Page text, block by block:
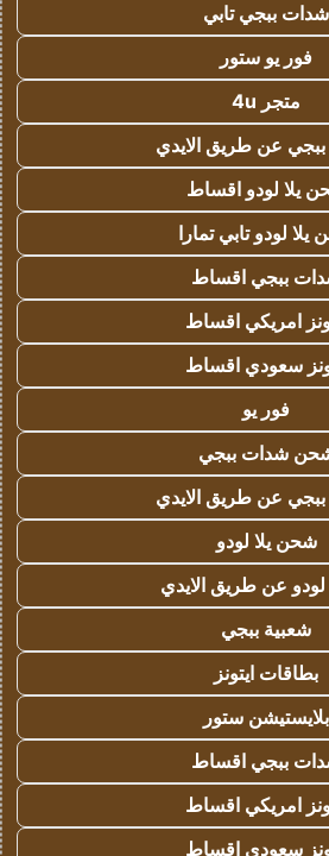
شدات ببجي تابي
فور يو ستور
متجر 4u
عن طريق الايدي
يلا لودو اقساط
لودو تابي تمارا
ببجي اقساط
امريكي اقساط
سعودي اقساط
فور يو
شدات ببجي
عن طريق الايدي
شحن يلا لودو
عن طريق الايدي
شعبية ببجي
بطاقات ايتونز
بلايستيشن ستور
ببجي اقساط
امريكي اقساط
سعودي اقساط